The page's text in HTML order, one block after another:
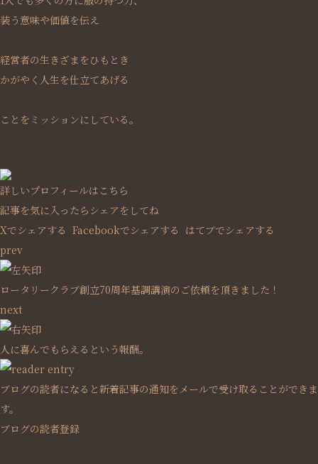
装う意味や価値を伝え
経営者の生きざまをひもとき
かがやく人生を仕立てあげる
ことをミッションにしている。
詳しいプロフィールはこちら
記事を気に入ったらシェアをしてね
Xでシェアする Facebookでシェアする はてブでシェアする
prev
ロータリークラブ創立70周年基調講演のご依頼を頂きました！
next
人に喜んでもらえるという報酬。
ブログの読者になると新着記事の通知をメールで受け取ることができま
す。
ブログの読者登録